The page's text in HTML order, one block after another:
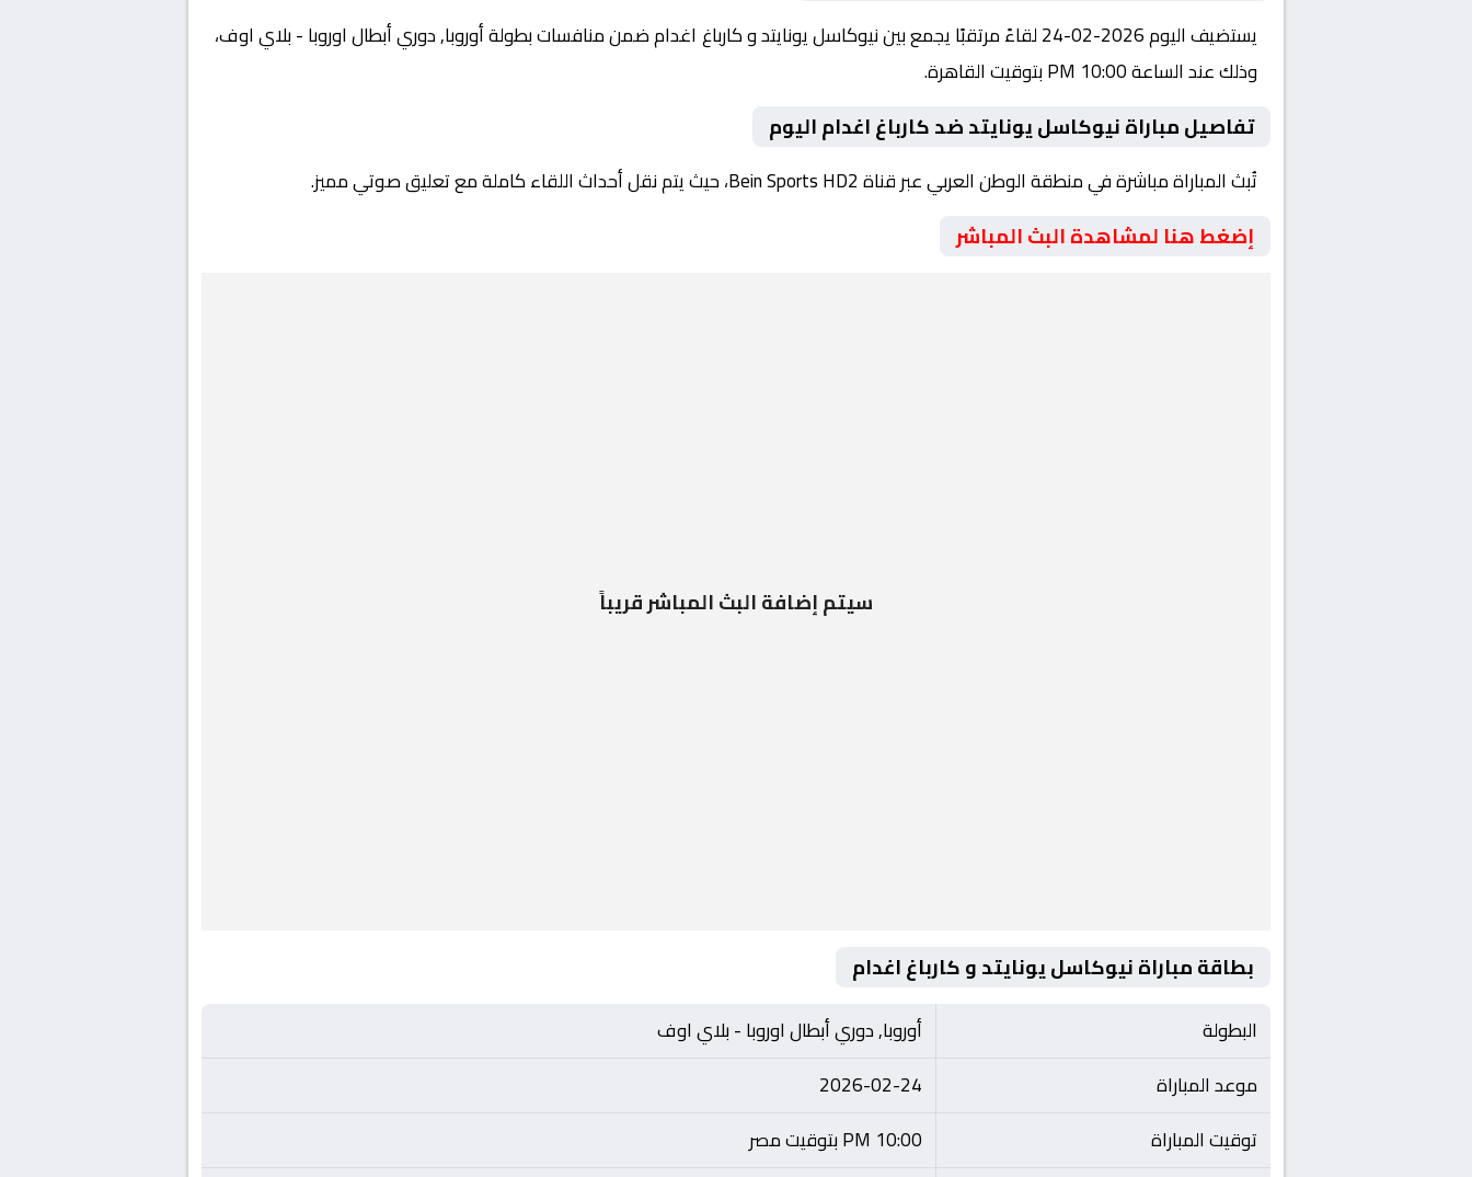
يستضيف اليوم 2026-02-24 لقاءً مرتقبًا يجمع بين نيوكاسل يونايتد و كارباغ اغدام ضمن منافسات بطولة أوروبا, دوري أبطال اوروبا - بلاي اوف،
وذلك عند الساعة 10:00 PM بتوقيت القاهرة.
تفاصيل مباراة نيوكاسل يونايتد ضد كارباغ اغدام اليوم
تُبث المباراة مباشرة في منطقة الوطن العربي عبر قناة Bein Sports HD2، حيث يتم نقل أحداث اللقاء كاملة مع تعليق صوتي مميز.
إضغط هنا لمشاهدة البث المباشر
سيتم إضافة البث المباشر قريباً
بطاقة مباراة نيوكاسل يونايتد و كارباغ اغدام
البطولة
أوروبا, دوري أبطال اوروبا - بلاي اوف
موعد المباراة
2026-02-24
توقيت المباراة
10:00 PM بتوقيت مصر